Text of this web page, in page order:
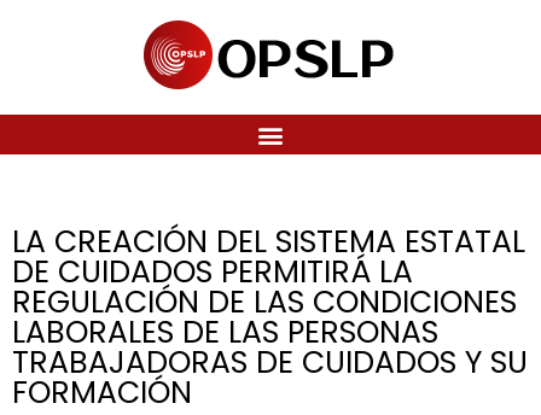
LA CREACIÓN DEL SISTEMA ESTATAL
DE CUIDADOS PERMITIRÁ LA
REGULACIÓN DE LAS CONDICIONES
LABORALES DE LAS PERSONAS
TRABAJADORAS DE CUIDADOS Y SU
FORMACIÓN